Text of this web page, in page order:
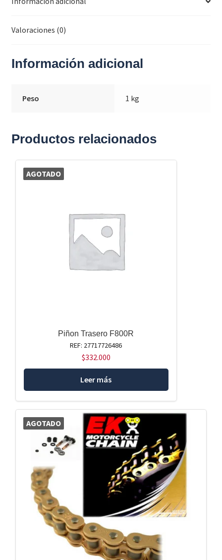
Valoraciones (0)
Información adicional
Peso 1 kg
Productos relacionados
AGOTADO
Piñon Trasero F800R
REF: 27717726486
$332.000
Leer más
AGOTADO